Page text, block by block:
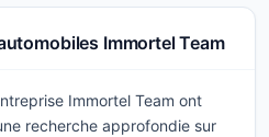
Immortel Team
Immortel Team ont
recherche approfondie sur